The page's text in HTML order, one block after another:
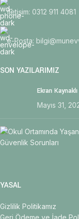
İletişim: 0312 911 4081
e-Posta:
SON YAZILARIMIZ
Ekran
Mayıs 31,
YASAL
Gizlilik Politikamız
Geri Ödeme ve İade